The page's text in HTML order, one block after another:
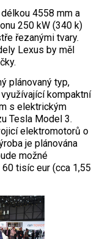
4558 mm a
250 kW (340 k)
řezanými tvary.
Lexus by měl
plánovaný typ,
kompaktní
s elektrickým
Tesla Model 3.
elektromotorů o
je plánována
možné
tisíc eur (cca 1,55